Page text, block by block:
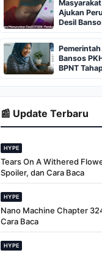
Ajukan
Desil
Kemensos
Aplikasi
Bansos
BPNT
2026
📰 Update Terbaru
HYPE
Tears On A Withered
Spoiler, dan Cara Baca
HYPE
Nano Machine Chapter
Cara Baca
HYPE